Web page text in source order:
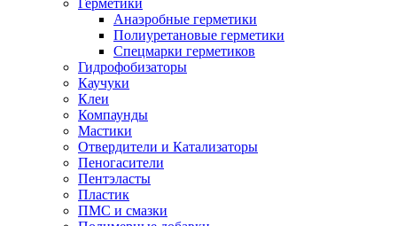
Анаэробные герметики
Полиуретановые герметики
Спецмарки герметиков
Гидрофобизаторы
Каучуки
Клеи
Компаунды
Мастики
Отвердители и Катализаторы
Пеногасители
Пентэласты
Пластик
ПМС и смазки